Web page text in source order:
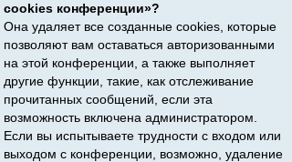
cookies конференции»?
Она удаляет все созданные cookies, которые
позволяют вам оставаться авторизованными
на этой конференции, а также выполняет
другие функции, такие, как отслеживание
прочитанных сообщений, если эта
возможность включена администратором.
Если вы испытываете трудности с входом или
выходом с конференции, возможно, удаление